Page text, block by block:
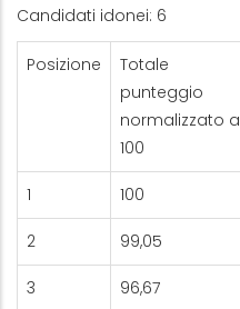
Candidati idonei: 6
Posizione
Totale
punteggio
normalizzato a
100
1 100
2 99,05
3 96,67